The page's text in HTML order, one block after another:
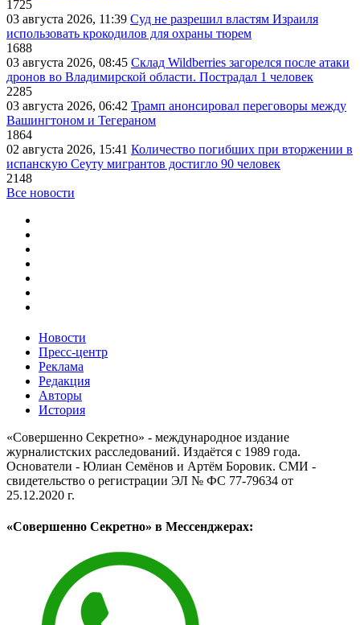
1725
03 августа 2026, 11:39 Суд не разрешил властям Израиля
использовать крокодилов для охраны тюрем
1688
03 августа 2026, 08:45 Склад Wildberries загорелся после атаки
дронов во Владимирской области. Пострадал 1 человек
2285
03 августа 2026, 06:42 Трамп анонсировал переговоры между
Вашингтоном и Тегераном
1864
02 августа 2026, 15:41 Количество погибших при вторжении в
испанскую Сеуту мигрантов достигло 90 человек
2148
Все новости
Новости
Пресс-центр
Реклама
Редакция
Авторы
История
«Совершенно Секретно» - международное издание
журналистских расследований. Издаётся с 1989 года.
Основатели - Юлиан Семёнов и Артём Боровик. CМИ -
свидетельство о регистрации ЭЛ № ФС 77-79634 от
25.12.2020 г.
«Совершенно Секретно» в Мессенджерах: